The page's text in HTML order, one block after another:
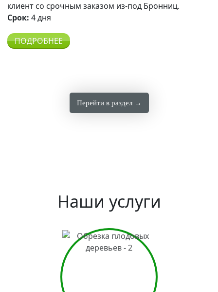
клиент со срочным заказом из-под Бронниц.
Срок: 4 дня
ПОДРОБНЕЕ
Перейти в раздел →
Наши услуги